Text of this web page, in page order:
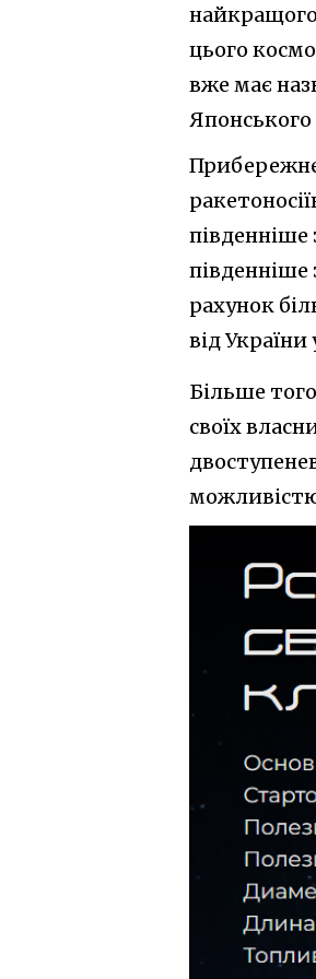
цього
вже має
південніше
рахунок
від
Більше
своїх
можливістю